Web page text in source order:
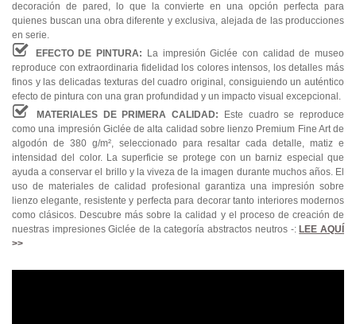
decoración de pared, lo que la convierte en una opción perfecta para
quienes buscan una obra diferente y exclusiva, alejada de las producciones
en serie.
EFECTO DE PINTURA: La impresión Giclée con calidad de museo
reproduce con extraordinaria fidelidad los colores intensos, los detalles más
finos y las delicadas texturas del cuadro original, consiguiendo un auténtico
efecto de pintura con una gran profundidad y un impacto visual excepcional.
MATERIALES DE PRIMERA CALIDAD: Este cuadro se reproduce
como una impresión Giclée de alta calidad sobre lienzo Premium Fine Art de
algodón de 380 g/m², seleccionado para resaltar cada detalle, matiz e
intensidad del color. La superficie se protege con un barniz especial que
ayuda a conservar el brillo y la viveza de la imagen durante muchos años. El
uso de materiales de calidad profesional garantiza una impresión sobre
lienzo elegante, resistente y perfecta para decorar tanto interiores modernos
como clásicos. Descubre más sobre la calidad y el proceso de creación de
nuestras impresiones Giclée de la categoría abstractos neutros -: LEE AQUÍ
>>